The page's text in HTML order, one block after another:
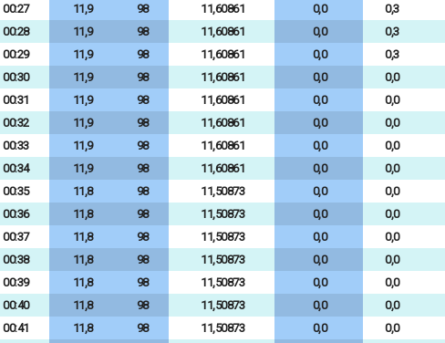
00:27 11,9 98 11,60861 0,0 0,3
00:28 11,9 98 11,60861 0,0 0,3
00:29 11,9 98 11,60861 0,0 0,3
00:30 11,9 98 11,60861 0,0 0,0
00:31 11,9 98 11,60861 0,0 0,0
00:32 11,9 98 11,60861 0,0 0,0
00:33 11,9 98 11,60861 0,0 0,0
00:34 11,9 98 11,60861 0,0 0,0
00:35 11,8 98 11,50873 0,0 0,0
00:36 11,8 98 11,50873 0,0 0,0
00:37 11,8 98 11,50873 0,0 0,0
00:38 11,8 98 11,50873 0,0 0,0
00:39 11,8 98 11,50873 0,0 0,0
00:40 11,8 98 11,50873 0,0 0,0
00:41 11,8 98 11,50873 0,0 0,0